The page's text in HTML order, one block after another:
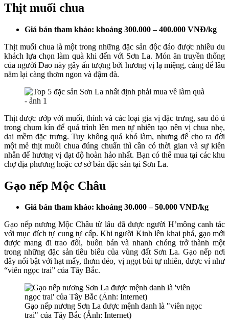
Thịt muối chua
Giá bán tham khảo: khoảng 300.000 – 400.000 VNĐ/kg
Thịt muối chua là một trong những đặc sản độc đáo được nhiều du
khách lựa chọn làm quà khi đến với Sơn La. Món ăn truyền thống
của người Dao này gây ấn tượng bởi hương vị lạ miệng, càng để lâu
năm lại càng thơm ngon và đậm đà.
Thịt được ướp với muối, thính và các loại gia vị đặc trưng, sau đó ủ
trong chum kín để quá trình lên men tự nhiên tạo nên vị chua nhẹ,
dai mềm đặc trưng. Tuy không quá khó làm, nhưng để cho ra đời
một mẻ thịt muối chua đúng chuẩn thì cần có thời gian và sự kiên
nhẫn để hương vị đạt độ hoàn hảo nhất. Bạn có thể mua tại các khu
chợ địa phương hoặc cơ sở bán đặc sản tại Sơn La.
Gạo nếp Mộc Châu
Giá bán tham khảo: khoảng 30.000 – 50.000 VNĐ/kg
Gạo nếp nương Mộc Châu từ lâu đã được người H’mông canh tác
với mục đích tự cung tự cấp. Khi người Kinh lên khai phá, gạo mới
được mang đi trao đổi, buôn bán và nhanh chóng trở thành một
trong những đặc sản tiêu biểu của vùng đất Sơn La. Gạo nếp nơi
đây nổi bật với hạt mẩy, thơm dẻo, vị ngọt bùi tự nhiên, được ví như
“viên ngọc trai” của Tây Bắc.
Gạo nếp nương Sơn La được mệnh danh là "viên ngọc
trai" của Tây Bắc (Ảnh: Internet)